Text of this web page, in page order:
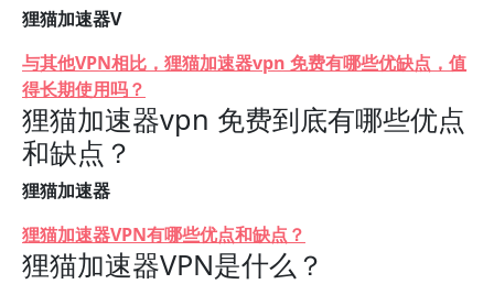
狸猫加速器V
与其他VPN相比，狸猫加速器vpn 免费有哪些优缺点，值
得长期使用吗？
狸猫加速器vpn 免费到底有哪些优点
和缺点？
狸猫加速器
狸猫加速器VPN有哪些优点和缺点？
狸猫加速器VPN是什么？